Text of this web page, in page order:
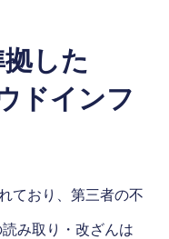
した
ドインフ
ており、第三者の不
み取り・改ざんは